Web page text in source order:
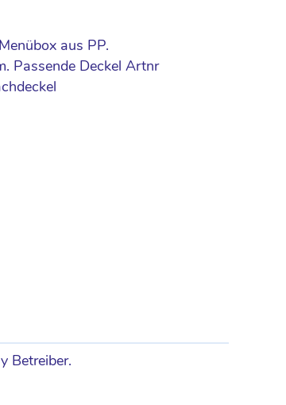
aus PP.
Passende Deckel Artnr
Betreiber.